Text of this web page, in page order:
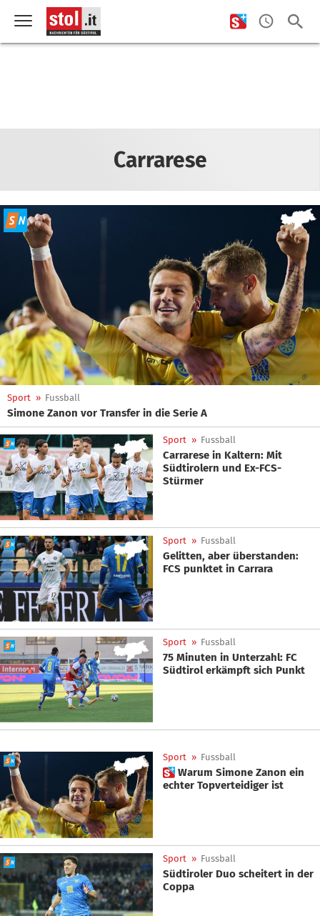
Carrarese
Sport » Fussball
Simone Zanon vor Transfer in die Serie A
Sport » Fussball
Carrarese in Kaltern: Mit
Südtirolern und Ex-FCS-
Stürmer
Sport » Fussball
Gelitten, aber überstanden:
FCS punktet in Carrara
Sport » Fussball
75 Minuten in Unterzahl: FC
Südtirol erkämpft sich Punkt
Sport » Fussball
 Warum Simone Zanon ein
echter Topverteidiger ist
Sport » Fussball
Südtiroler Duo scheitert in der
Coppa